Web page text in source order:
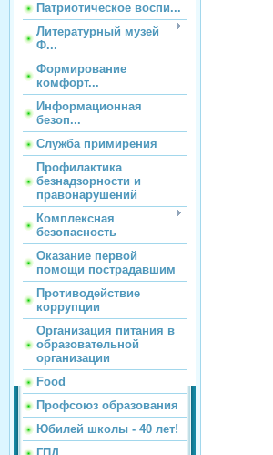
Патриотическое воспи...
Литературный музей
Ф...
Формирование
комфорт...
Информационная
безоп...
Служба примирения
Профилактика
безнадзорности и
правонарушений
Комплексная
безопасность
Оказание первой
помощи пострадавшим
Противодействие
коррупции
Организация питания в
образовательной
организации
Food
Профсоюз образования
Юбилей школы - 40 лет!